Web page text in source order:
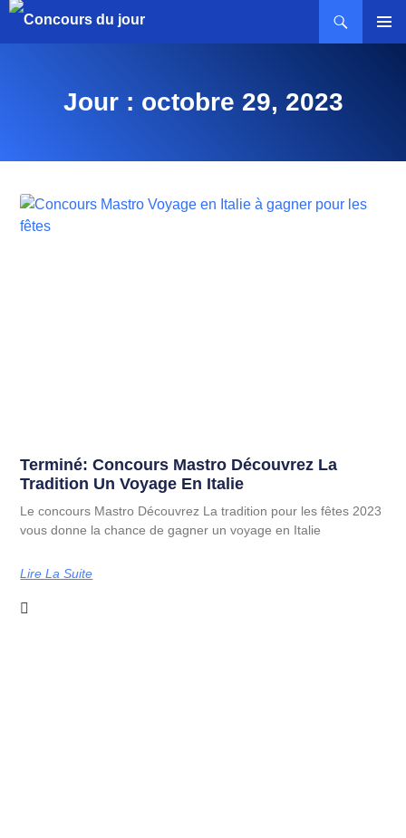
Jour : octobre 29, 2023
Terminé: Concours Mastro Découvrez La
Tradition Un Voyage En Italie
Le concours Mastro Découvrez La tradition pour les fêtes 2023
vous donne la chance de gagner un voyage en Italie
Lire La Suite